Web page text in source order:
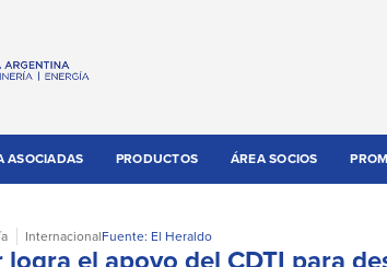
ASOCIADAS PRODUCTOS ÁREA SOCIOS
InternacionalFuente: El Heraldo